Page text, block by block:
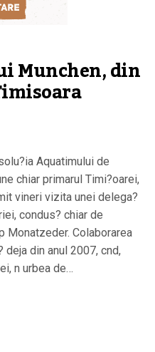
Munchen, din
Aquatimului de
chiar primarul Timi?oarei,
vineri vizita unei delega?
condus? chiar de
Monatzeder. Colaborarea
deja din anul 2007, cnd,
n urbea de…